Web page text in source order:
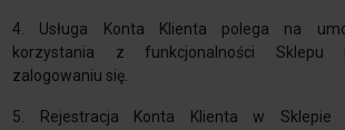
4. Usługa Konta Klienta polega na
korzystania z funkcjonalności Sklepu
zalogowaniu się.
5. Rejestracja Konta Klienta w Sklepie